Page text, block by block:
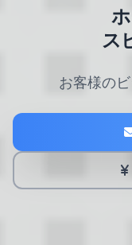
ス
お客様の